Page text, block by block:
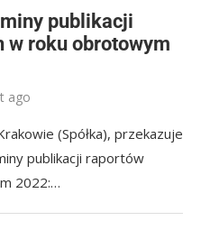
publikacji
w roku obrotowym
ago
(Spółka), przekazuje
publikacji raportów
2022:…